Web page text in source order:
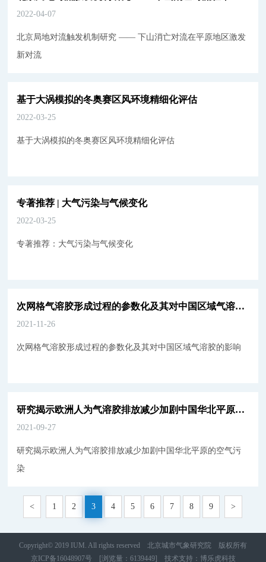
2022-04-07
北京局地对流触发机制研究 —— 下山消亡对流在平原地区激发
新对流
基于大涡模拟的冬奥赛区风环境精细化评估
2022-03-25
基于大涡模拟的冬奥赛区风环境精细化评估
专著推荐 | 大气污染与气候变化
2022-03-25
专著推荐：大气污染与气候变化
次网格气溶胶形成过程的参数化及其对中国区域气溶胶的影响
2021-11-26
次网格气溶胶形成过程的参数化及其对中国区域气溶胶的影响
研究揭示欧洲人为气溶胶排放减少加剧中国华北平原的空气污染
2021-09-27
研究揭示欧洲人为气溶胶排放减少加剧中国华北平原的空气污
染
< 1 2 3 4 5 6 7 8 9 >
Copyright© 2019 IUM. All rights reserved 北京城市气象研究院 版权所有
京ICP备16048907号[浏览量：6139449] 技术支持： 博乐虎科技